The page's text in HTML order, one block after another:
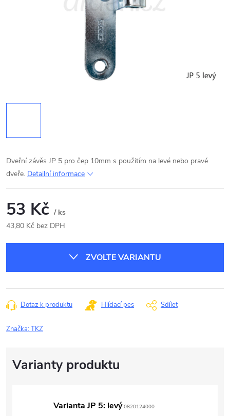
Dveřní závěs JP 5 pro čep 10mm s použitím na levé nebo pravé
dveře. Detailní informace
53 Kč / ks
43,80 Kč bez DPH
ZVOLTE VARIANTU
Dotaz k produktu Hlídací pes Sdílet
Značka:TKZ
Varianta JP 5: levý0820124000